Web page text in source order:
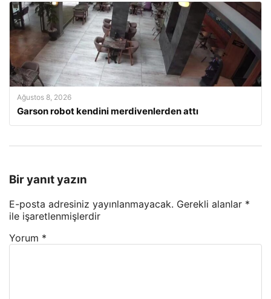
Ağustos 8, 2026
Garson robot kendini merdivenlerden attı
Bir yanıt yazın
E-posta adresiniz yayınlanmayacak. Gerekli alanlar *
ile işaretlenmişlerdir
Yorum *